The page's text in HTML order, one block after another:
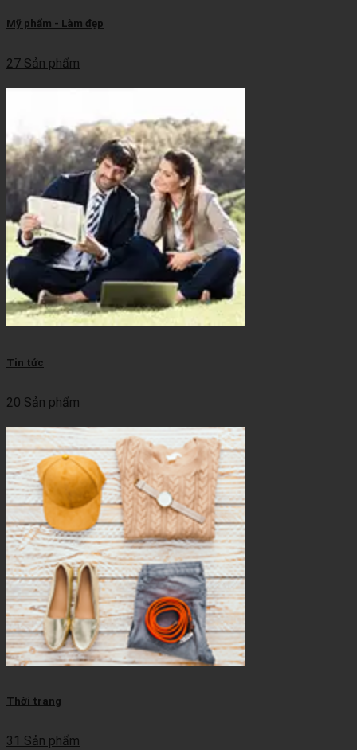
Mỹ phẩm - Làm đẹp
27 Sản phẩm
Tin tức
20 Sản phẩm
Thời trang
31 Sản phẩm